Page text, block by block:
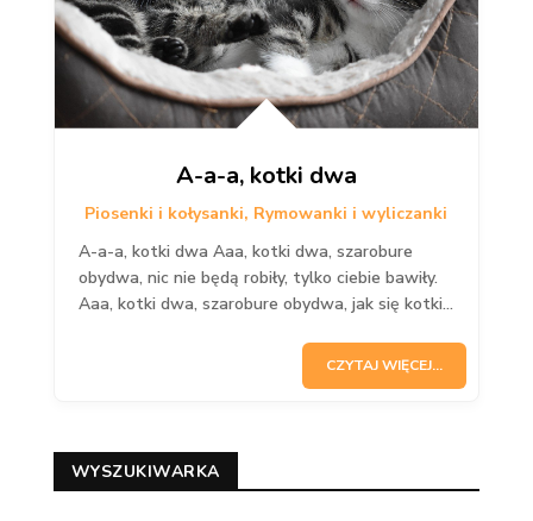
A-a-a, kotki dwa
Piosenki i kołysanki, Rymowanki i wyliczanki
A-a-a, kotki dwa Aaa, kotki dwa, szarobure
obydwa, nic nie będą robiły, tylko ciebie bawiły.
Aaa, kotki dwa, szarobure obydwa, jak się kotki...
CZYTAJ WIĘCEJ...
WYSZUKIWARKA